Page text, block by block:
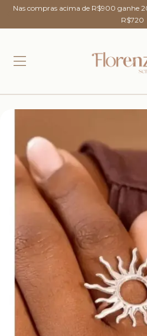
Nas compras acima de R$900 ganhe
R$720